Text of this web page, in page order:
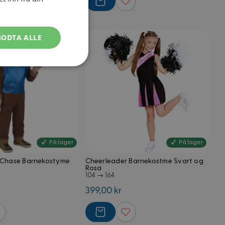
På lager
Barnekostyme
På lager
Cheerleader Barnekostme Svart og
Rosa
104 → 164
399,00 kr
ALLE
Ugradert
Magento e-
men lagrer